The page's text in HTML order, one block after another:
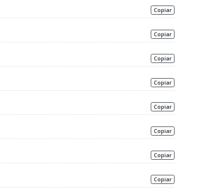
Copiar
Copiar
Copiar
Copiar
Copiar
Copiar
Copiar
Copiar